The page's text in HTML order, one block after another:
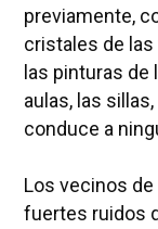
previamente,
cristales de
las pinturas
aulas, las
conduce a
Los vecinos de
fuertes ruidos